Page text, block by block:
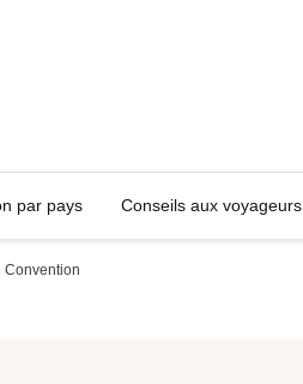
par pays Conseils aux voyageurs
Convention